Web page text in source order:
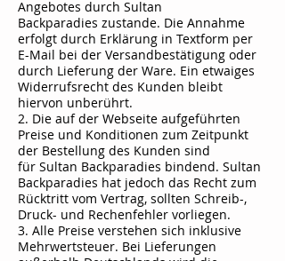
Angebotes durch Sultan
Backparadies zustande. Die Annahme
erfolgt durch Erklärung in Textform per
E-Mail bei der Versandbestätigung oder
durch Lieferung der Ware. Ein etwaiges
Widerrufsrecht des Kunden bleibt
hiervon unberührt.
2. Die auf der Webseite aufgeführten
Preise und Konditionen zum Zeitpunkt
der Bestellung des Kunden sind
für Sultan Backparadies bindend. Sultan
Backparadies hat jedoch das Recht zum
Rücktritt vom Vertrag, sollten Schreib-,
Druck- und Rechenfehler vorliegen.
3. Alle Preise verstehen sich inklusive
Mehrwertsteuer. Bei Lieferungen